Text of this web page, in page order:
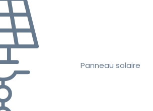
Panneau solaire